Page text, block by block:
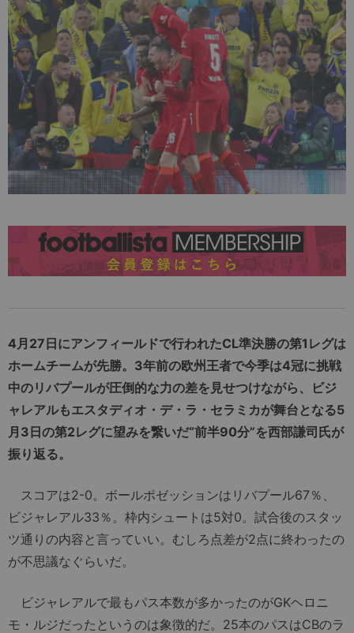
4月27日にアンフィールドで行われたCL準決勝の第1レグは
ホームチームが先勝。3年前の欧州王者で今季は4冠に挑戦
中のリバプールが圧倒的な力の差を見せつけながら、ビジ
ャレアルもエスタディオ・デ・ラ・セラミカが舞台となる5
月3日の第2レグに望みを繋いだ“前半90分”を西部謙司氏が
振り返る。
スコアは2-0。ボールポゼッションはリバプール67％、
ビジャレアル33％。枠内シュートは5対0。試合後のスタッ
ツ通りの内容と言っていい。むしろ点差が2点に終わったの
が不思議なぐらいだ。
ビジャレアルで最もパス本数が多かったのがGKヘロニ
モ・ルジだったというのは象徴的だ。25本のパスはCBのラ